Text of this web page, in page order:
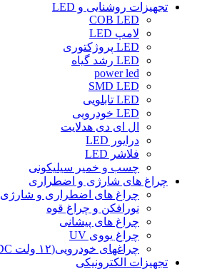
تجهیزات روشنایی و LED
COB LED
لامپ LED
LED پروژکتوری
LED رشد گیاه
power led
SMD LED
LED تابلویی
LED خودرویی
ال ای دی هدلایت
درایور LED
فلاشر LED
چسب و خمیر سیلیکونی
چراغ های شارژی و اضطراری
چراغ های اضطراری و شارژی
نورافکن و چراغ قوه
چراغ های پیشانی
چراغ یووی UV
چراغهای خودرویی(۱۲ ولت DC)
تجهیزات الکترونیکی